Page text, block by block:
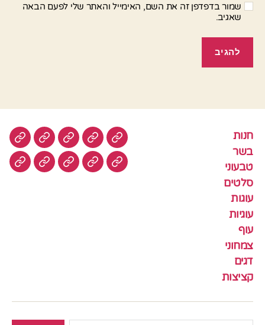
שמור בדפדפן זה את השם, האימייל והאתר שלי לפעם הבאה
שאגיב.
חנות
בשר
טבעוני
סלטים
עוגות
עוגיות
עוף
צמחוני
דגים
קציצות
חנות בשר טבעוניסלטים
עוגיותעוף צמחונידגים